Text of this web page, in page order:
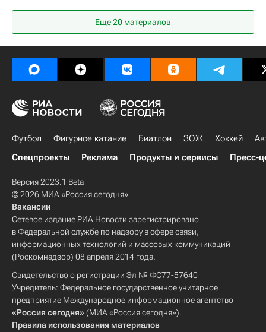
Ак Барс
Тревор Мерфи
Николай Коваленко
Еще 20 материалов
Футбол Фигурное катание Биатлон ЗОЖ Хоккей
Спецпроекты
Реклама Продукты и сервисы Пресс-
Версия 2023.1 Beta
© 2026 МИА «Россия сегодня»
Вакансии
Сетевое издание РИА Новости зарегистрировано
в Федеральной службе по надзору в сфере связи,
информационных технологий и массовых коммуникаций
(Роскомнадзор) 08 апреля 2014 года.
Свидетельство о регистрации Эл № ФС77-57640
Учредитель: Федеральное государственное унитарное
предприятие Международное информационное агентство
«Россия сегодня» (МИА «Россия сегодня»).
Правила использования материалов